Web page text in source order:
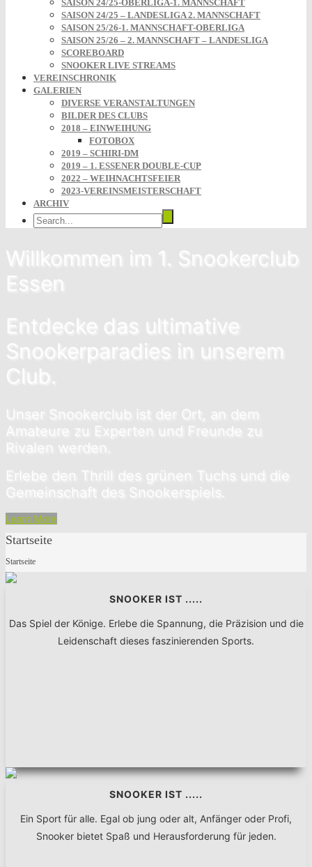
SAISON 24/25-OBERLIGA-1. MANNSCHAFT
SAISON 24/25 – LANDESLIGA 2. MANNSCHAFT
SAISON 25/26-1. MANNSCHAFT-OBERLIGA
SAISON 25/26 – 2. MANNSCHAFT – LANDESLIGA
SCOREBOARD
SNOOKER LIVE STREAMS
VEREINSCHRONIK
GALERIEN
DIVERSE VERANSTALTUNGEN
BILDER DES CLUBS
2018 – EINWEIHUNG
FOTOBOX
2019 – SCHIRI-DM
2019 – 1. ESSENER DOUBLE-CUP
2022 – WEIHNACHTSFEIER
2023-VEREINSMEISTERSCHAFT
ARCHIV
Willkommen im 1. Snookerclub
Essen
Entdecke das ultimative
Snookerparadies in unserem
Club.
Unser Snookerclub ist der Ort, an dem
Amateure zu Experten und Freunde zu
Rivalen werden.
Erlebe den Thrill des grünen Tuchs und die
Gemeinschaft des Snookerspiels.
Learn More
Startseite
Startseite
SNOOKER IST .....
Das Spiel der Könige. Erlebe die Spannung, die Präzision und die
Leidenschaft dieses faszinierenden Sports.
SNOOKER IST .....
Ein Sport für alle. Egal ob jung oder alt, Anfänger oder Profi,
Snooker bietet Spaß und Herausforderung für jeden.